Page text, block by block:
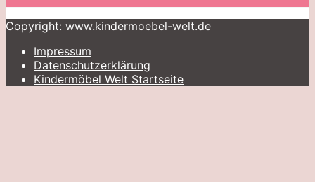
Copyright: www.kindermoebel-welt.de
Impressum
Datenschutzerklärung
Kindermöbel Welt Startseite